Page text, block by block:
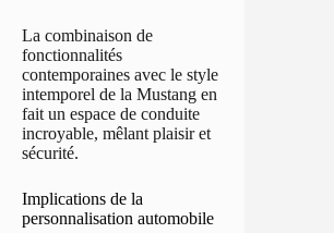
La combinaison de
fonctionnalités
contemporaines avec le style
intemporel de la Mustang en
fait un espace de conduite
incroyable, mêlant plaisir et
sécurité.
Implications de la
personnalisation automobile